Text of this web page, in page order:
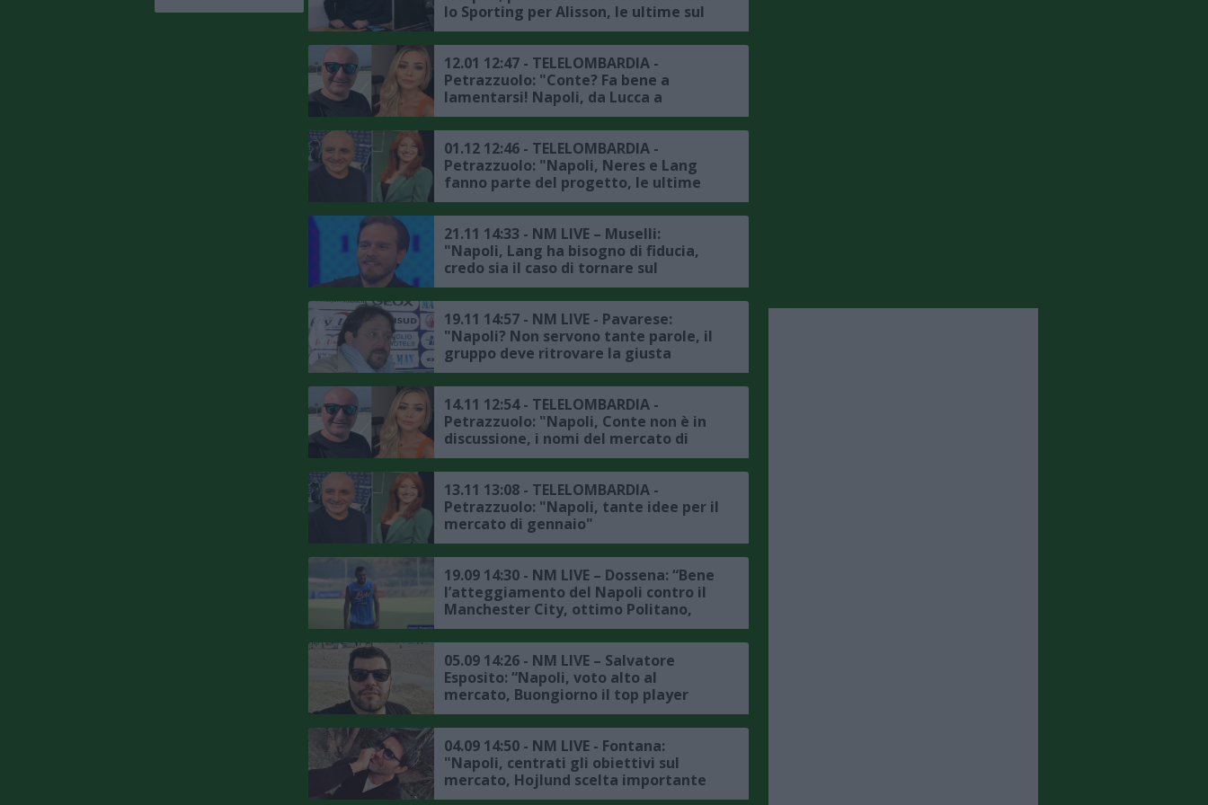
lo Sporting per Alisson, le ultime sul
mercato in uscita"
12.01 12:47 - TELELOMBARDIA -
Petrazzuolo: "Conte? Fa bene a
lamentarsi! Napoli, da Lucca a
Ferguson, fino a Mazzocchi, Gomes e
Maldini, ultime sul mercato"
01.12 12:46 - TELELOMBARDIA -
Petrazzuolo: "Napoli, Neres e Lang
fanno parte del progetto, le ultime
sul mercato di gennaio"
21.11 14:33 - NM LIVE – Muselli:
"Napoli, Lang ha bisogno di fiducia,
credo sia il caso di tornare sul
mercato"
19.11 14:57 - NM LIVE - Pavarese:
"Napoli? Non servono tante parole, il
gruppo deve ritrovare la giusta
serenità, mercato di gennaio? Il club
farà delle valutazioni"
14.11 12:54 - TELELOMBARDIA -
Petrazzuolo: "Napoli, Conte non è in
discussione, i nomi del mercato di
gennaio"
13.11 13:08 - TELELOMBARDIA -
Petrazzuolo: "Napoli, tante idee per il
mercato di gennaio"
19.09 14:30 - NM LIVE – Dossena: “Bene
l’atteggiamento del Napoli contro il
Manchester City, ottimo Politano,
Hojlund? Per me è il colpo del
mercato estivo"
05.09 14:26 - NM LIVE – Salvatore
Esposito: “Napoli, voto alto al
mercato, Buongiorno il top player
della difesa, critiche a De Bruyne e
Lucca? Hanno bisogno di tempo"
04.09 14:50 - NM LIVE - Fontana:
"Napoli, centrati gli obiettivi sul
mercato, Hojlund scelta importante
per il futuro, Elmas un ritorno